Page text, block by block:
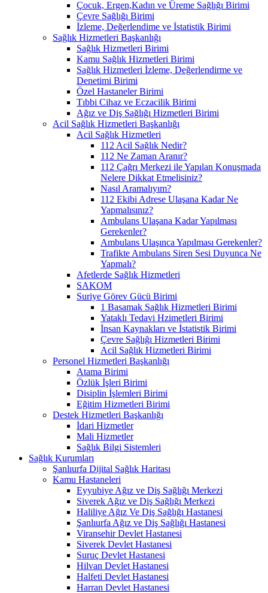
Çocuk, Ergen,Kadın ve Üreme Sağlığı Birimi
Çevre Sağlığı Birimi
İzleme, Değerlendime ve İstatistik Birimi
Sağlık Hizmetleri Başkanlığı
Sağlık Hizmetleri Birimi
Kamu Sağlık Hizmetleri Birimi
Sağlık Hizmetleri İzleme, Değerlendirme ve
Denetimi Birimi
Özel Hastaneler Birimi
Tıbbi Cihaz ve Eczacilik Birimi
Ağız ve Diş Sağlığı Hizmetleri Birimi
Acil Sağlık Hizmetleri Başkanlığı
Acil Sağlık Hizmetleri
112 Acil Sağlık Nedir?
112 Ne Zaman Aranır?
112 Çağrı Merkezi ile Yapılan Konuşmada
Nelere Dikkat Etmelisiniz?
Nasıl Aramalıyım?
112 Ekibi Adrese Ulaşana Kadar Ne
Yapmalısınız?
Ambulans Ulaşana Kadar Yapılması
Gerekenler?
Ambulans Ulaşınca Yapılması Gerekenler?
Trafikte Ambulans Siren Sesi Duyunca Ne
Yapmalı?
Afetlerde Sağlık Hizmetleri
SAKOM
Suriye Görev Gücü Birimi
1 Basamak Sağlık Hizmetleri Birimi
Yataklı Tedavi Hzimetleri Birimi
İnsan Kaynakları ve İstatistik Birimi
Çevre Sağlığı Hizmetleri Birimi
Acil Sağlık Hizmetleri Birimi
Personel Hizmetleri Başkanlığı
Atama Birimi
Özlük İşleri Birimi
Disiplin İşlemleri Birimi
Eğitim Hizmetleri Birimi
Destek Hizmetleri Başkanlığı
İdari Hizmetler
Mali Hizmetler
Sağlık Bilgi Sistemleri
Sağlık Kurumları
Şanlıurfa Dijital Sağlık Haritası
Kamu Hastaneleri
Eyyubiye Ağız ve Diş Sağlığı Merkezi
Siverek Ağız ve Diş Sağlığı Merkezi
Haliliye Ağız Ve Diş Sağlığı Hastanesi
Şanlıurfa Ağız ve Diş Sağlığı Hastanesi
Viransehir Devlet Hastanesi
Siverek Devlet Hastanesi
Suruç Devlet Hastanesi
Hilvan Devlet Hastanesi
Halfeti Devlet Hastanesi
Harran Devlet Hastanesi